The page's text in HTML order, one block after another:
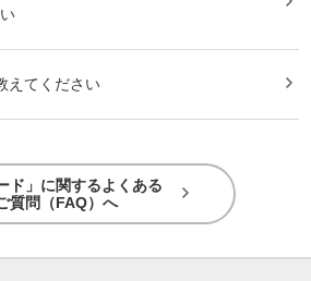
えてください
ド」に関するよくある
質問（FAQ）へ